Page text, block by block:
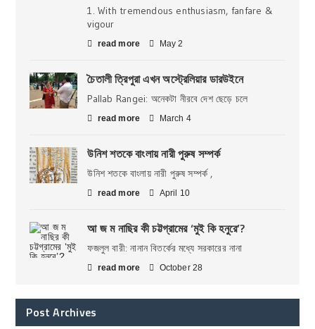
1. With tremendous enthusiasm, fanfare &
vigour
read more May 2
চৈতালী ত্রিপুরা এখন অস্ট্রেলিয়ার ডারউইনে
Pallab Rangei: অনেকটা নীরবে দেশ ছেড়ে চলে
read more March 4
উনিশ শতকে বাংলায় নারী পুরুষ সম্পর্ক
উনিশ শতকে বাংলায় নারী পুরুষ সম্পর্ক ,
read more April 10
আ জ ম নাছির কী চট্টগ্রামের ‘মুই কি হনুরে’?
ফজলুল বারী: নানান বিতর্কের মধ্যে সরকারের নানা
read more October 28
Post Archives